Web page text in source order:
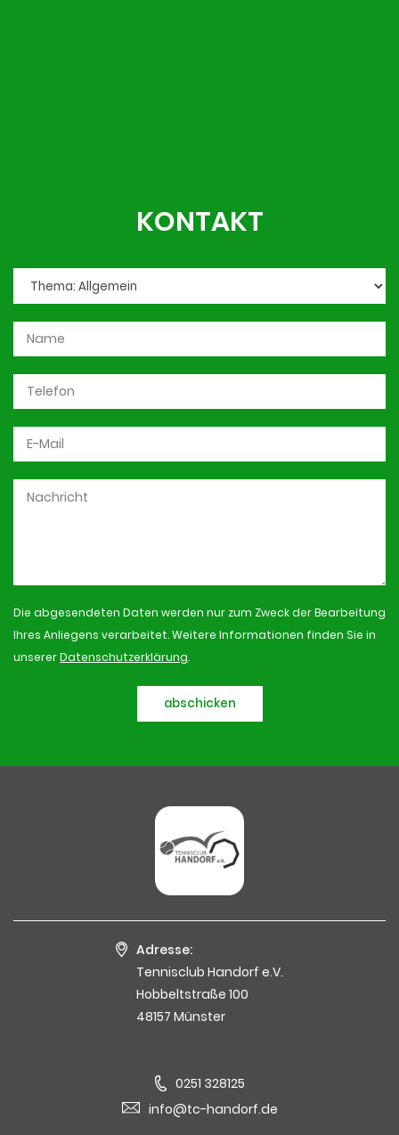
KONTAKT
Die abgesendeten Daten werden nur zum Zweck der Bearbeitung
Ihres Anliegens verarbeitet. Weitere Informationen finden Sie in
unsererDatenschutzerklärung.
abschicken
Adresse:
Tennisclub Handorf e.V.
Hobbeltstraße 100
48157 Münster
0251 328125
info@tc-handorf.de